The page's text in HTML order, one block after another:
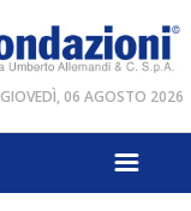
GIOVEDÌ, 06 AGOSTO 2026